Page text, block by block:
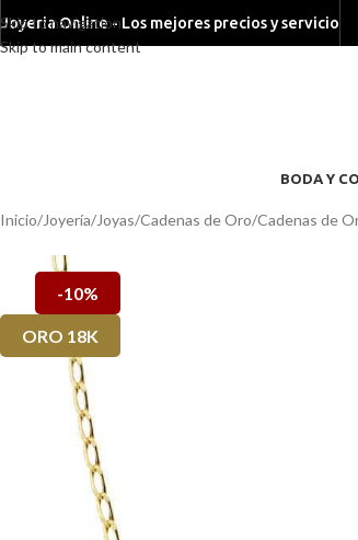
Skip to navigation
Skip to main content
Joyeria Online - Los mejores precios y servicio
BODA Y
Inicio/Joyería/Joyas/Cadenas de Oro/Cadenas de
-10%
ORO 18K